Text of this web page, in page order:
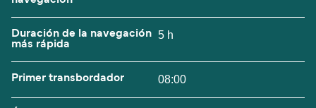
Duración de la navegación
más rápida
5 h
Primer transbordador 08:00